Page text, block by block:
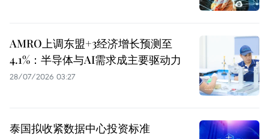
AMRO上调东盟+3经济增长预测至
4.1%：半导体与AI需求成主要驱动力
28/07/2026 03:27
泰国拟收紧数据中心投资标准